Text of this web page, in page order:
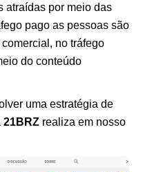
atraídas por meio das
pago as pessoas são
no tráfego
do conteúdo
uma estratégia de
21BRZ realiza em nosso